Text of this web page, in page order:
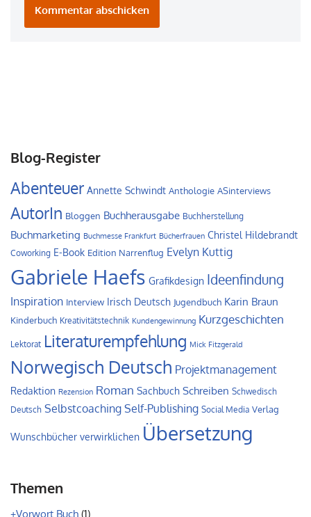
Blog-Register
Abenteuer Annette Schwindt Anthologie ASinterviews
AutorIn Bloggen Buchherausgabe Buchherstellung
Buchmarketing Buchmesse Frankfurt Bücherfrauen Christel Hildebrandt
Coworking E-Book Edition Narrenflug Evelyn Kuttig
Gabriele Haefs Grafikdesign Ideenfindung
Inspiration Interview Irisch Deutsch Jugendbuch Karin Braun
Kinderbuch Kreativitätstechnik Kundengewinnung Kurzgeschichten
Lektorat Literaturempfehlung Mick Fitzgerald
Norwegisch Deutsch Projektmanagement
Redaktion Rezension Roman Sachbuch Schreiben Schwedisch
Deutsch Selbstcoaching Self-Publishing Social Media Verlag
Wunschbücher verwirklichen Übersetzung
Themen
+Vorwort Buch (1)